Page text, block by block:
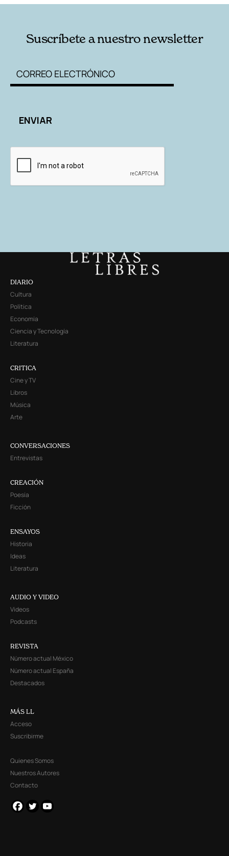
Suscríbete a nuestro newsletter
DIARIO
Cultura
Política
Economía
Ciencia y Tecnología
Literatura
CRITICA
Cine y TV
Libros
Música
Arte
CONVERSACIONES
Entrevistas
CREACIÓN
Poesía
Ficción
ENSAYOS
Historia
Ideas
Literatura
AUDIO Y VIDEO
Videos
Podcasts
REVISTA
Número actual México
Número actual España
Destacados
MÁS LL
Acceso
Suscribirme
Quienes Somos
Nuestros Autores
Contacto